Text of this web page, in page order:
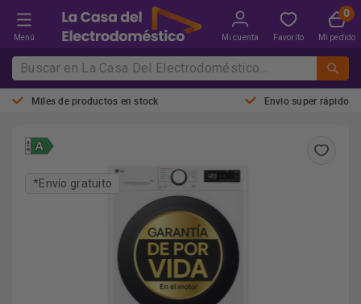
Menú Mi cuenta Favorito Mi pedido
Miles de productos en stock Envio super rápido
*Envío gratuito